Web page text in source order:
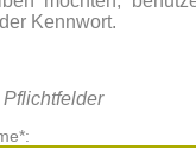
Kennwort.
Pflichtfelder